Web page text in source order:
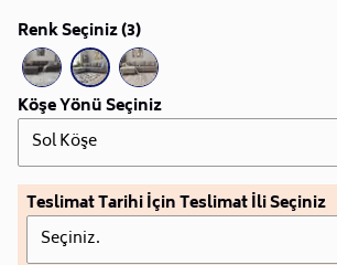
Renk Seçiniz (3)
Köşe Yönü Seçiniz
Sol Köşe
Teslimat Tarihi İçin Teslimat İli Seçiniz
Seçiniz.